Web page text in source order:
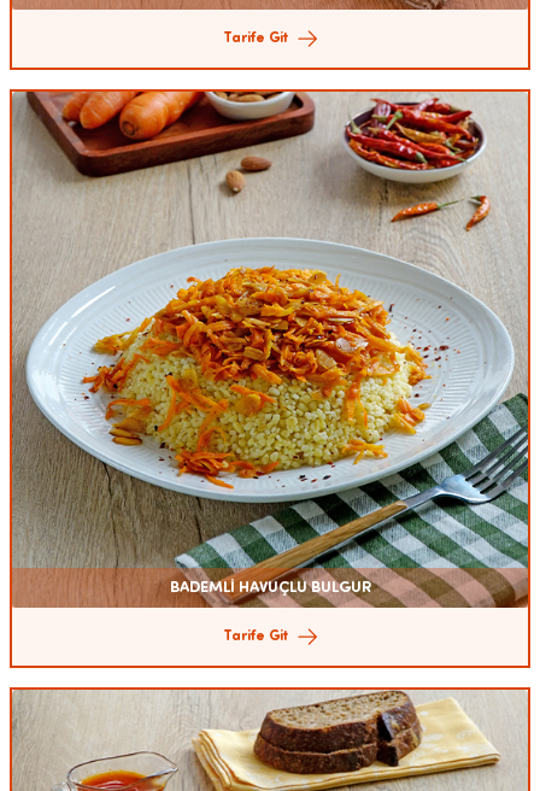
Tarife Git
BADEMLİ HAVUÇLU BULGUR
Tarife Git